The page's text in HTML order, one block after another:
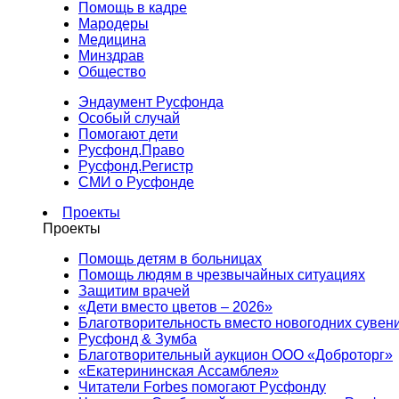
Помощь в кадре
Мародеры
Медицина
Минздрав
Общество
Эндаумент Русфонда
Особый случай
Помогают дети
Русфонд.Право
Русфонд.Регистр
СМИ о Русфонде
Проекты
Проекты
Помощь детям в больницах
Помощь людям в чрезвычайных ситуациях
Защитим врачей
«Дети вместо цветов – 2026»
Благотворительность вместо новогодних
Русфонд & Зумба
Благотворительный аукцион ООО «Доброторг»
«Екатерининская Ассамблея»
Читатели Forbes помогают Русфонду